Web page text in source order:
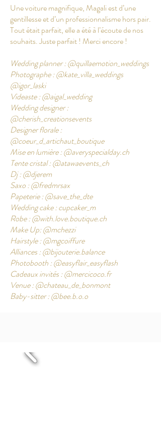
Une voiture magnifique, Magali est d’une
gentillesse et d’un professionnalisme hors pair.
Tout était parfait, elle a été à l’écoute de nos
souhaits. Juste parfait ! Merci encore !
Wedding planner : @quillaemotion_weddings
Photographe : @kate_villa_weddings
@igor_laski
Videaste : @aigal_wedding
Wedding designer :
@cherish_creationsevents
Designer florale :
@coeur_d_artichaut_boutique
Mise en lumière : @averyspecialday.ch
Tente cristal : @atawaevents_ch
Dj : @djerem
Saxo : @fredmrsax
Papeterie : @save_the_dte
Wedding cake : cupcaker_m
Robe : @with.love.boutique.ch
Make Up: @mchezzi
Hairstyle : @mgcoiffure
Alliances : @bijouterie.balance
Photobooth : @easyflair_easyflash
Cadeaux invités : @mercicoco.fr
Venue : @chateau_de_bonmont
Baby-sitter : @bee.b.o.o